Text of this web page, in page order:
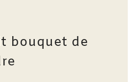
bouquet de